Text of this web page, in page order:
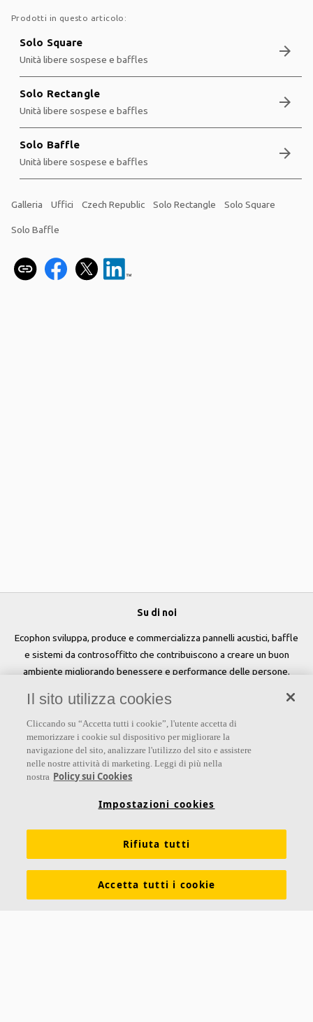
Prodotti in questo articolo:
Solo Square
Unità libere sospese e baffles arrow_forward
Solo Rectangle
Unità libere sospese e baffles arrow_forward
Solo Baffle
Unità libere sospese e baffles arrow_forward
Galleria Uffici Czech Republic Solo Rectangle Solo Square
Solo Baffle
Su di noi
Ecophon sviluppa, produce e commercializza pannelli acustici, baffle
e sistemi da controsoffitto che contribuiscono a creare un buon
ambiente migliorando benessere e performance delle persone.
Seguici
Links
Dichiarazioni di Performance Informazioni legali
Scarica le nostre brochure Segnalazioni Whistleblowing
Il sito utilizza cookies
Cliccando su “Accetta tutti i cookie”, l'utente accetta di
memorizzare i cookie sul dispositivo per migliorare la
navigazione del sito, analizzare l'utilizzo del sito e assistere
nelle nostre attività di marketing. Leggi di più nella
nostra Policy sui Cookies
Impostazioni cookies
Rifiuta tutti
Accetta tutti i cookie